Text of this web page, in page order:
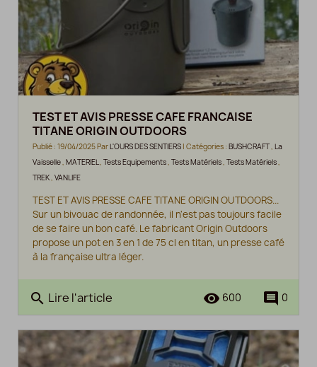
TEST ET AVIS PRESSE CAFE FRANCAISE
TITANE ORIGIN OUTDOORS
Publié : 19/04/2025 ParL'OURS DES SENTIERS | Catégories : BUSHCRAFT, La
Vaisselle, MATERIEL, Tests Equipements, Tests Matériels, Tests Matériels,
TREK, VANLIFE
TEST ET AVIS PRESSE CAFE TITANE ORIGIN OUTDOORS...
Sur un bivouac de randonnée, il n'est pas toujours facile
de se faire un bon café. Le fabricant Origin Outdoors
propose un pot en 3 en 1 de 75 cl en titan, un presse café
à la française ultra léger.
search Lire l'article comment 0
remove_red_eye 600